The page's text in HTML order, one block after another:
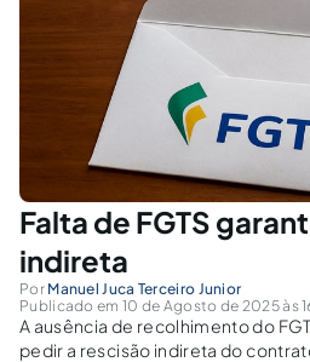
Falta de FGTS
indireta
Por Manuel Juca Terceiro Junior
Publicado em 10 de Agosto de 2025 às
A ausência de recolhimento do
pedir a rescisão indireta do